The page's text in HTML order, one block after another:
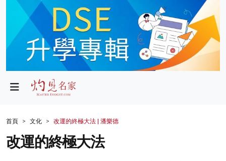
政局
財經
生活
首頁 文化 改運的終極大法 | 潘樂德
改運的終極大法